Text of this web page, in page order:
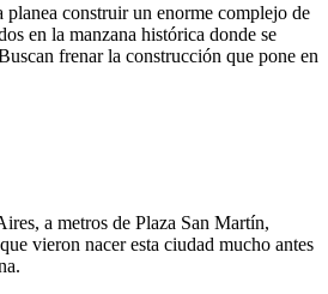
construir un enorme complejo de
en la manzana histórica donde se
frenar la construcción que pone en
a metros de Plaza San Martín,
vieron nacer esta ciudad mucho antes